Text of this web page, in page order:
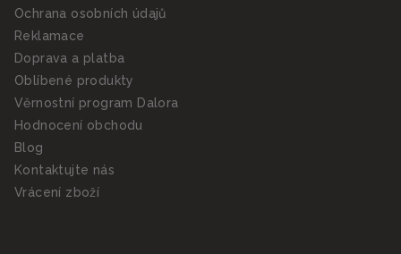
Ochrana osobních údajů
Reklamace
Doprava a platba
Oblíbené produkty
Věrnostní program Dalora
Hodnocení obchodu
Blog
Kontaktujte nás
Vrácení zboží